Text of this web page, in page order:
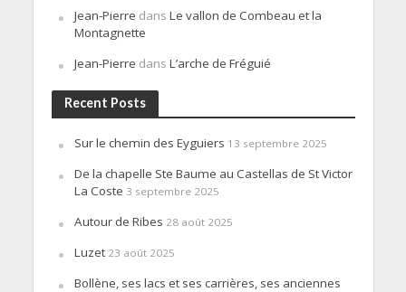
Jean-Pierre dans Le vallon de Combeau et la
Montagnette
Jean-Pierre dans L’arche de Fréguié
Recent Posts
Sur le chemin des Eyguiers 13 septembre 2025
De la chapelle Ste Baume au Castellas de St Victor
La Coste 3 septembre 2025
Autour de Ribes 28 août 2025
Luzet 23 août 2025
Bollène, ses lacs et ses carrières, ses anciennes